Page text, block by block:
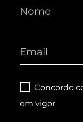
Concordo
em vigor